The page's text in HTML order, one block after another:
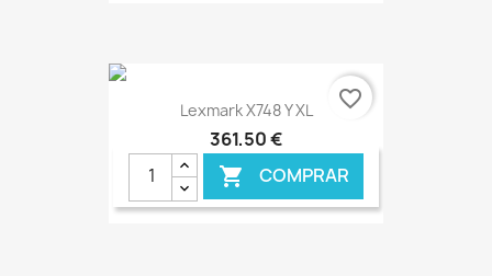
€ ONLINE
Lexmark X748 Y XL
361,50 €
 COMPRAR
favorite_border